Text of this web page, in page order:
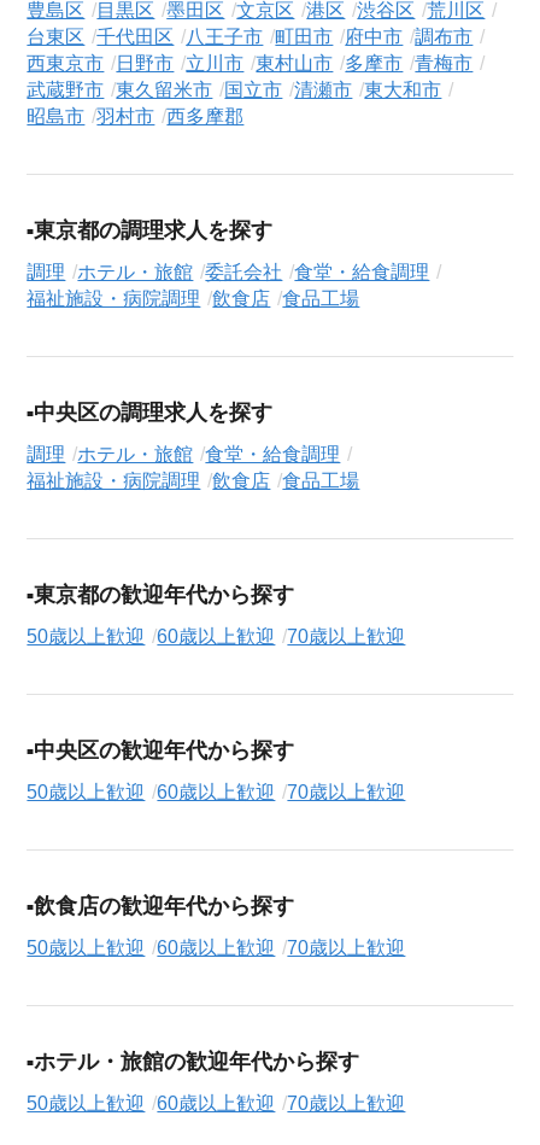
求人検索について
シニアジョブエージェントでは、豊富な求人情報の中から、あ
なたの希望に合ったお仕事を簡単に見つけられます。雇用形態
（正社員、契約社員、アルバイト・パート
たこだわり条件での絞り込み検索も可能です。
この飲食店の求人にご興味をお持ちの方はもちろん、「まずは
ス（無料）にお申し込みください。
豊島区
目黒区 墨田区 文京区 港区 渋谷区
荒川区
台東区
千代田区 八王子市 町田市 府中市
調布市
西東京市
日野市 立川市 東村山市 多摩市
青梅市
武蔵野市
東久留米市 国立市 清瀬市
東大和市
昭島市
羽村市 西多摩郡
東京都の調理求人を探す
調理 ホテル・旅館 委託会社
食堂・給食調理
福祉施設・病院調理
飲食店 食品工場
中央区の調理求人を探す
調理 ホテル・旅館
食堂・給食調理
福祉施設・病院調理
飲食店 食品工場
東京都の歓迎年代から探す
50歳以上歓迎 60歳以上歓迎 70歳以上歓迎
中央区の歓迎年代から探す
50歳以上歓迎 60歳以上歓迎 70歳以上歓迎
飲食店の歓迎年代から探す
50歳以上歓迎 60歳以上歓迎 70歳以上歓迎
ホテル・旅館の歓迎年代から探す
50歳以上歓迎 60歳以上歓迎 70歳以上歓迎